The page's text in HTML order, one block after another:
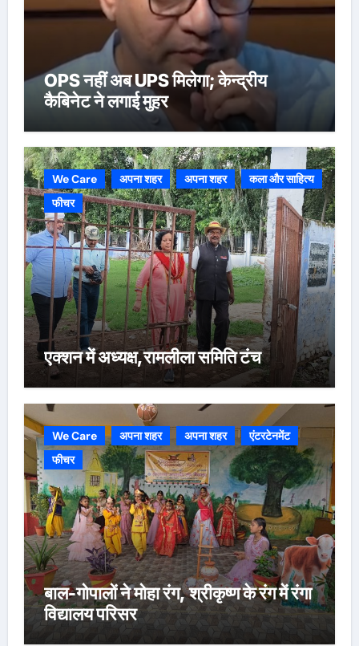
OPS नहीं अब UPS मिलेगा; केन्द्रीय
कैबिनेट ने लगाई मुहर
We Care अपना शहर अपना शहर
कला और साहित्य
फीचर
एक्शन में अध्यक्ष,रामलीला समिति टंच
We Care अपना शहर अपना शहर
एंटरटेनमेंट
फीचर
बाल-गोपालों ने मोहा रंग, श्रीकृष्ण के रंग में रंगा
विद्यालय परिसर